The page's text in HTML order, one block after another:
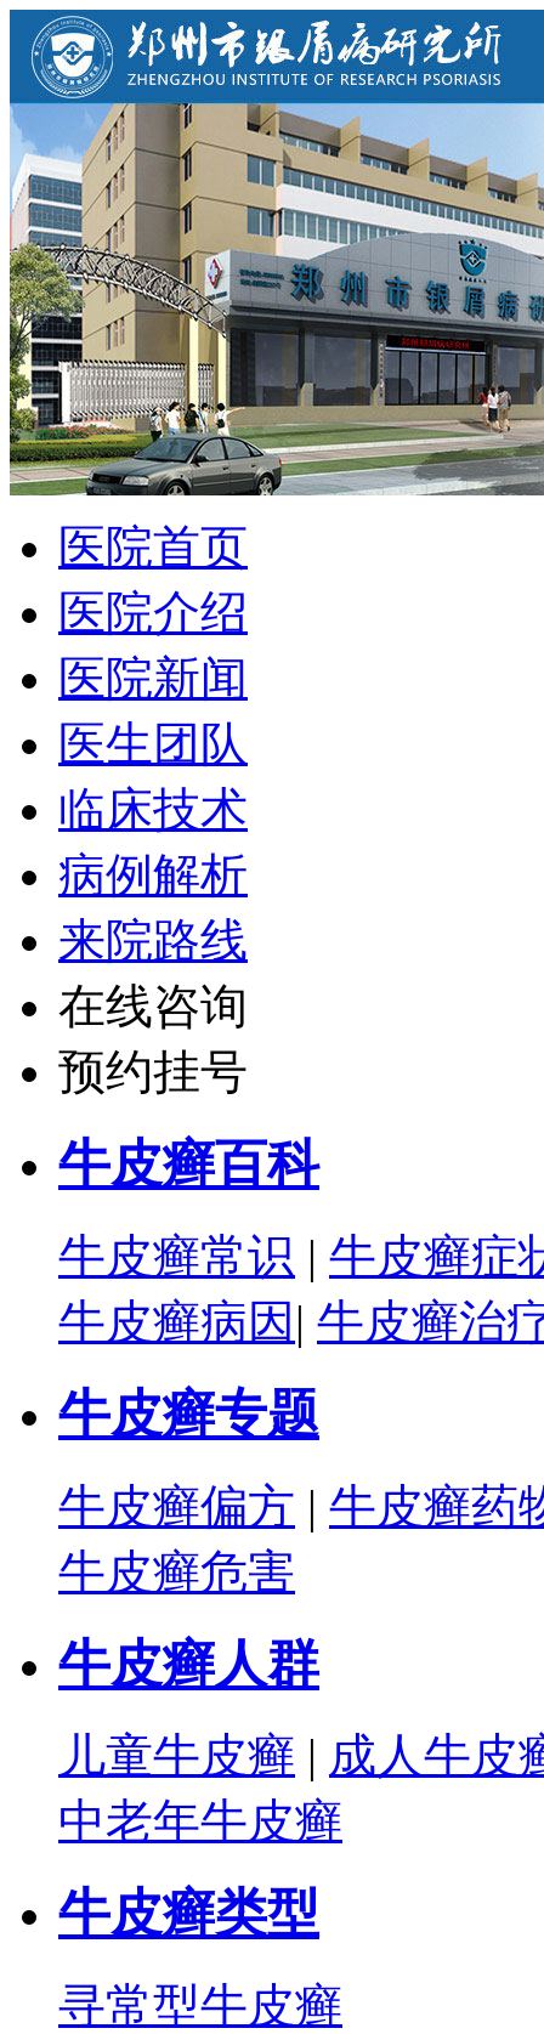
医院首页
医院介绍
医院新闻
医生团队
临床技术
病例解析
来院路线
在线咨询
预约挂号
牛皮癣百科
牛皮癣常识 | 牛皮癣症
牛皮癣病因 | 牛皮癣治
牛皮癣专题
牛皮癣偏方 | 牛皮癣药
牛皮癣危害
牛皮癣人群
儿童牛皮癣 | 成人牛皮
中老年牛皮癣
牛皮癣类型
寻常型牛皮癣